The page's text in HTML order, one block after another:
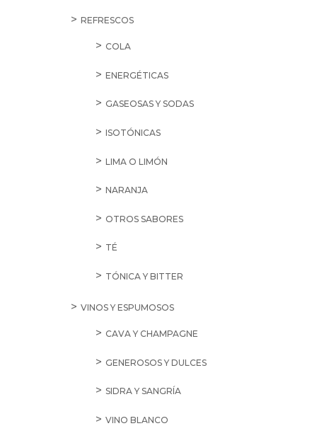
REFRESCOS
COLA
ENERGÉTICAS
GASEOSAS Y SODAS
ISOTÓNICAS
LIMA O LIMÓN
NARANJA
OTROS SABORES
TÉ
TÓNICA Y BITTER
VINOS Y ESPUMOSOS
CAVA Y CHAMPAGNE
GENEROSOS Y DULCES
SIDRA Y SANGRÍA
VINO BLANCO